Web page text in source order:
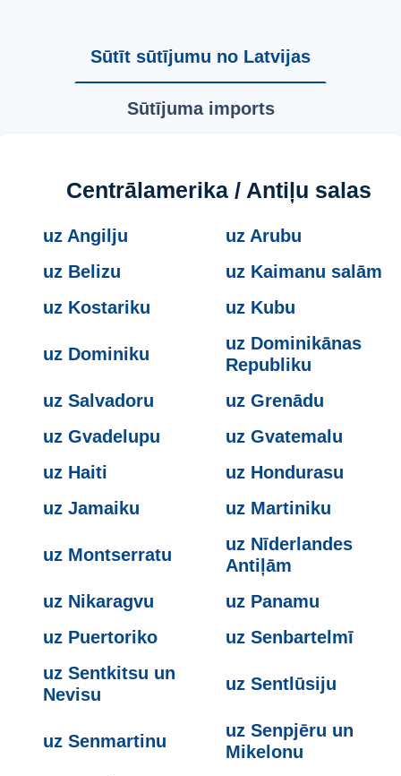
Sūtīt sūtījumu no Latvijas
Sūtījuma imports
Centrālamerika / Antiļu salas
uz Angilju
uz Arubu
uz Belizu
uz Kaimanu salām
uz Kostariku
uz Kubu
uz Dominiku
uz Dominikānas
Republiku
uz Salvadoru
uz Grenādu
uz Gvadelupu
uz Gvatemalu
uz Haiti
uz Hondurasu
uz Jamaiku
uz Martiniku
uz Montserratu
uz Nīderlandes
Antiļām
uz Nikaragvu
uz Panamu
uz Puertoriko
uz Senbartelmī
uz Sentkitsu un
Nevisu
uz Sentlūsiju
uz Senmartinu
uz Senpjēru un
Mikelonu